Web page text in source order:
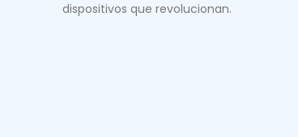
dispositivos que revolucionan.